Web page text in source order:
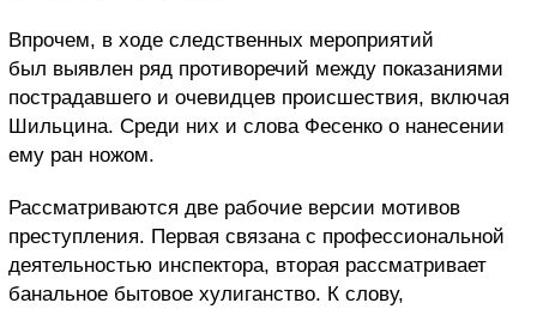
Впрочем, в ходе следственных мероприятий
был выявлен ряд противоречий между показаниями
пострадавшего и очевидцев происшествия, включая
Шильцина. Среди них и слова Фесенко о нанесении
ему ран ножом.
Рассматриваются две рабочие версии мотивов
преступления. Первая связана с профессиональной
деятельностью инспектора, вторая рассматривает
банальное бытовое хулиганство. К слову,